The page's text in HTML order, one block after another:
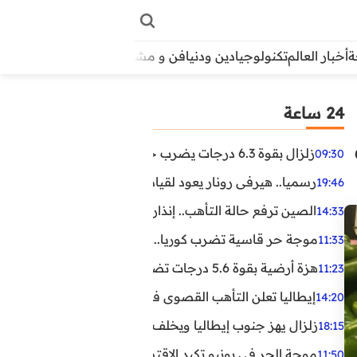
أخبار العالمتكنولوجيادين ودنيافن و مشاهير
24 ساعة
09:30زلزال بقوة 6.3 درجات يضرب جنوب الفلبين.. ولا تحذير من تسونامي حتى الآن
19:46رسميا.. هيرفي رونار يعود لقيادة منتخب كوت ديفوار
14:33الصين ترفع حالة التأهب.. إنذاران جديدان بسبب الأمطار
11:33موجة حر قاسية تضرب كوريا.. وفيات وإصابات ونفوق مئات
11:23هزة أرضية بقوة 5.6 درجات تضرب مصر
14:20إيطاليا تعلن التأهب القصوى في 23 مدينة بسبب موجة حر شديدة
18:15زلزال يهز جنوب إيطاليا ويخلف عشرات الجرحى